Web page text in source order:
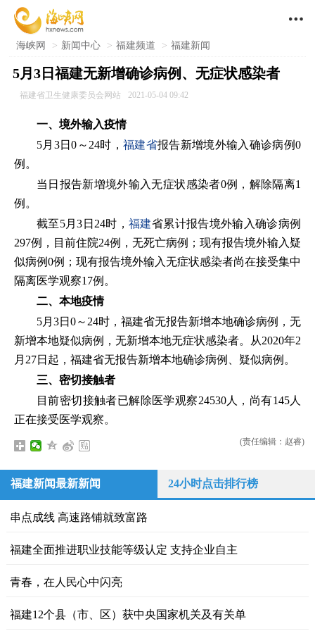

海峡网 > 新闻中心 > 福建频道 > 福建新闻
5月3日福建无新增确诊病例、无症状感染者
福建省卫生健康委员会网站 2021-05-04 09:42
一、境外输入疫情
5月3日0～24时， 福建省报告新增境外输入确诊病例0
例。
当日报告新增境外输入无症状感染者0例，解除隔离1
例。
截至5月3日24时，福建省累计报告境外输入确诊病例
297例，目前住院24例，无死亡病例；现有报告境外输入疑
似病例0例；现有报告境外输入无症状感染者尚在接受集中
隔离医学观察17例。
二、本地疫情
5月3日0～24时，福建省无报告新增本地确诊病例，无
新增本地疑似病例，无新增本地无症状感染者。从2020年2
月27日起，福建省无报告新增本地确诊病例、疑似病例。
三、密切接触者
目前密切接触者已解除医学观察24530人，尚有145人
正在接受医学观察。
(责任编辑：赵睿)
福建新闻最新新闻 24小时点击排行榜
串点成线 高速路铺就致富路
福建全面推进职业技能等级认定 支持企业自主
青春，在人民心中闪亮
福建12个县（市、区）获中央国家机关及有关单